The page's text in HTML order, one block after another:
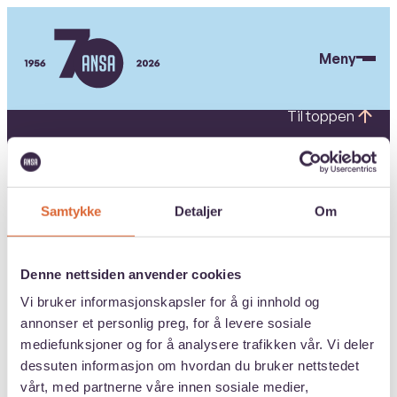
Samtykke Detaljer Om
Denne nettsiden anvender cookies
Vi bruker informasjonskapsler for å gi innhold og
annonser et personlig preg, for å levere sosiale
mediefunksjoner og for å analysere trafikken vår. Vi deler
dessuten informasjon om hvordan du bruker nettstedet
vårt, med partnerne våre innen sosiale medier,
hovedinnhold
Meny
SNARVEIER
Webinarer om utenlandsstudier
Medlemskap
Medlemsfordeler og ressurser
For tillitsvalgte
For rådgivere
Til toppen